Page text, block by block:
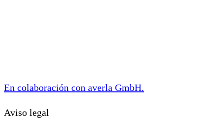
En colaboración con averla GmbH.
Aviso legal